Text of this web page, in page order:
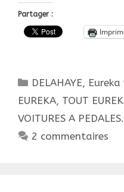
1984
?
Partager :
Catégories
DELAHAYE,
EUREKA, TOUT
VOITURES A PEDALES.
2 commentaires